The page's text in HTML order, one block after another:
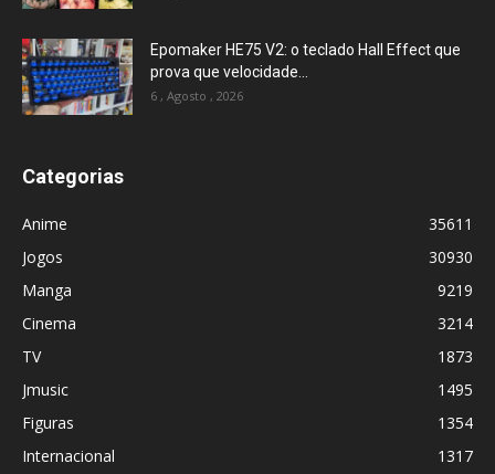
Epomaker HE75 V2: o teclado Hall Effect que
prova que velocidade...
6 , Agosto , 2026
Categorias
Anime
35611
Jogos
30930
Manga
9219
Cinema
3214
TV
1873
Jmusic
1495
Figuras
1354
Internacional
1317